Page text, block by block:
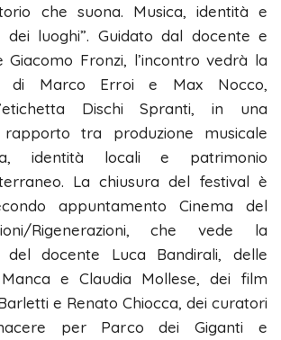
che suona. Musica, identità e
dei luoghi”. Guidato dal docente e
Giacomo Fronzi, l’incontro vedrà la
di Marco Erroi e Max Nocco,
Dischi Spranti, in una
tra produzione musicale
identità locali e patrimonio
La chiusura del festival è
appuntamento Cinema del
Rigenerazioni, che vede la
del docente Luca Bandirali, delle
e Claudia Mollese, dei film
e Renato Chiocca, dei curatori
per Parco dei Giganti e